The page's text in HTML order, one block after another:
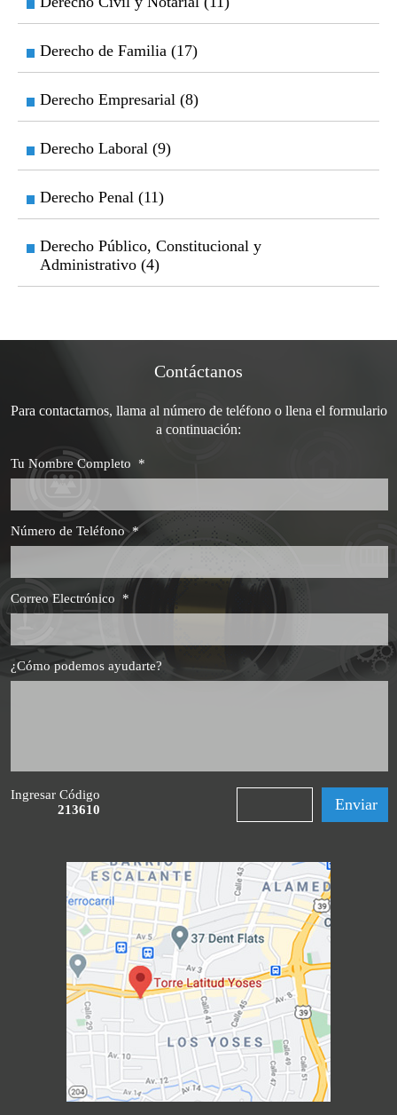
Derecho de Familia (17)
Derecho Empresarial (8)
Derecho Laboral (9)
Derecho Penal (11)
Derecho Público, Constitucional y
Administrativo (4)
Contáctanos
Para contactarnos, llama al número de teléfono o llena el formulario
a continuación:
*
Tu Nombre Completo
*
Número de Teléfono
*
Correo Electrónico
¿Cómo podemos ayudarte?
Ingresar Código
213610